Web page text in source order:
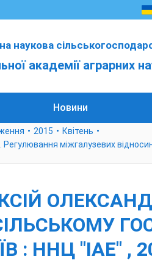
наукова
академії аграрних
Новини
2015
Квітень
міжгалузевих
: ННЦ "ІАЕ" ,